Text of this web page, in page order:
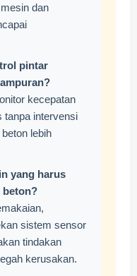
dan
pintar
kecepatan
tanpa intervensi
lebih
yang harus
beton?
sistem sensor
tindakan
kerusakan.